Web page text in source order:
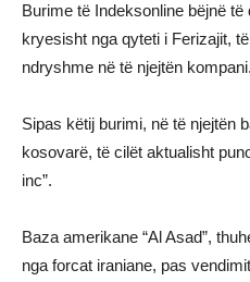
Burime të Indeksonline bëjnë
kryesisht nga qyteti i Ferizajit,
ndryshme në të njejtën kompani.
Sipas këtij burimi, në të njejtën
kosovarë, të cilët aktualisht
inc”.
Baza amerikane “Al Asad”,
nga forcat iraniane, pas